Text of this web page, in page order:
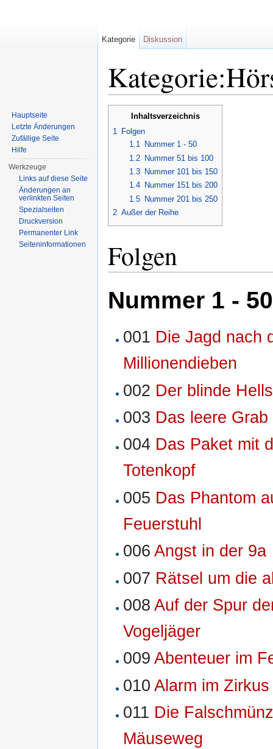
Inhaltsverzeichnis
1 Folgen
1.1
Nummer 1 - 50
1.2
Nummer 51 bis 100
1.3
Nummer 101 bis 150
1.4
Nummer 151 bis 200
1.5
Nummer 201 bis 250
2 Außer der Reihe
Folgen
Nummer 1 - 50
001 Die Jagd nach
Millionendieben
002 Der blinde
003 Das leere
004 Das Paket mit
Totenkopf
005 Das Phantom
Feuerstuhl
006Angst in der 9a
007 Rätsel um die
008Auf der Spur
Vogeljäger
009Abenteuer im
010Alarm im
011 Die
Mäuseweg
Kategorie Diskussion
Hauptseite
Letzte Änderungen
Zufällige Seite
Hilfe
Werkzeuge
Links auf diese Seite
Änderungen an
verlinkten Seiten
Spezialseiten
Druckversion
Permanenter Link
Seiten­informationen